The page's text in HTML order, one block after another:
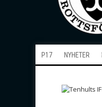
P17 NYHETER